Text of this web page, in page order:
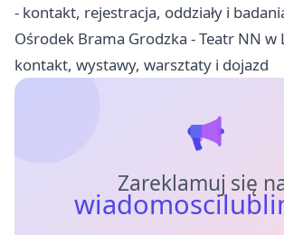
- kontakt, rejestracja, oddziały i
Ośrodek Brama Grodzka - Teatr NN w
kontakt, wystawy, warsztaty i dojazd
Zareklamuj się